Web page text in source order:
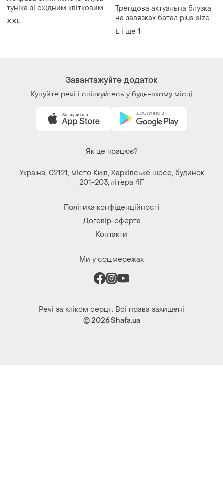
Завантажуйте додаток
Купуйте речі і спілкуйтесь у будь-якому місці
Як це працює?
Україна, 02121, місто Київ, Харківське шосе, будинок
201-203, літера 4Г
Політика конфіденційності
Контакти
© 2026Shafa.ua